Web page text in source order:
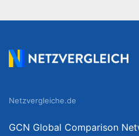
Netzvergleiche.de
GCN Global Comparison